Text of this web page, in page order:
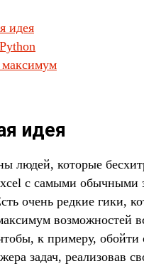
идея
идея
людей, которые
с самыми обычными
очень редкие гики,
возможностей
к примеру, обойти
задач, реализовав